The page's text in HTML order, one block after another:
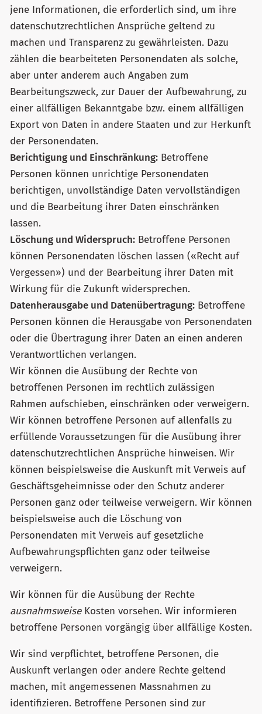
jene Informationen, die erforderlich sind, um ihre
datenschutzrechtlichen Ansprüche geltend zu
machen und Transparenz zu gewährleisten. Dazu
zählen die bearbeiteten Personendaten als solche,
aber unter anderem auch Angaben zum
Bearbeitungszweck, zur Dauer der Aufbewahrung, zu
einer allfälligen Bekanntgabe bzw. einem allfälligen
Export von Daten in andere Staaten und zur Herkunft
der Personendaten.
Berichtigung und Einschränkung: Betroffene
Personen können unrichtige Personendaten
berichtigen, unvollständige Daten vervollständigen
und die Bearbeitung ihrer Daten einschränken
lassen.
Löschung und Widerspruch: Betroffene Personen
können Personendaten löschen lassen («Recht auf
Vergessen») und der Bearbeitung ihrer Daten mit
Wirkung für die Zukunft widersprechen.
Datenherausgabe und Datenübertragung: Betroffene
Personen können die Herausgabe von Personendaten
oder die Übertragung ihrer Daten an einen anderen
Verantwortlichen verlangen.
Wir können die Ausübung der Rechte von
betroffenen Personen im rechtlich zulässigen
Rahmen aufschieben, einschränken oder verweigern.
Wir können betroffene Personen auf allenfalls zu
erfüllende Voraussetzungen für die Ausübung ihrer
datenschutzrechtlichen Ansprüche hinweisen. Wir
können beispielsweise die Auskunft mit Verweis auf
Geschäftsgeheimnisse oder den Schutz anderer
Personen ganz oder teilweise verweigern. Wir können
beispielsweise auch die Löschung von
Personendaten mit Verweis auf gesetzliche
Aufbewahrungspflichten ganz oder teilweise
verweigern.
Wir können für die Ausübung der Rechte
ausnahmsweiseKosten vorsehen. Wir informieren
betroffene Personen vorgängig über allfällige Kosten.
Wir sind verpflichtet, betroffene Personen, die
Auskunft verlangen oder andere Rechte geltend
machen, mit angemessenen Massnahmen zu
identifizieren. Betroffene Personen sind zur